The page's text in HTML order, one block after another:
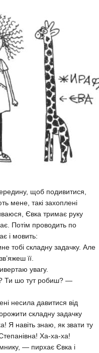
щоб подивитися,
мене, такі захоплені
Євка тримає руку
Потім проводить по
і мовить:
тобі складну задачку. Але
її.
увагу.
Ти шо тут робиш? —
несила давитися від
складну задачку
Я навіть знаю, як звати ту
Ха-ха-ха!
— пирхає Євка і